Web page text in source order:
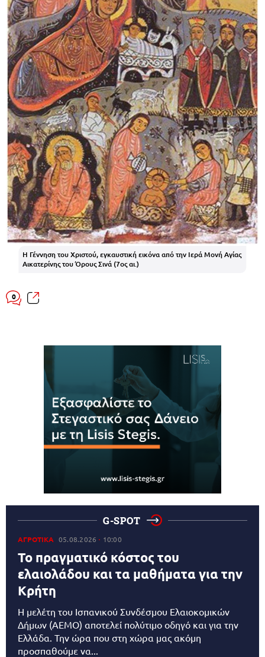
Η Γέννηση του Χριστού, εγκαυστική εικόνα από την Ιερά Μονή Αγίας
Αικατερίνης του Όρους Σινά (7ος αι.)
0
G-SPOT
ΑΓΡΟΤΙΚΑ 05.08.2026 10:00
Το πραγματικό κόστος του
ελαιολάδου και τα μαθήματα για την
Κρήτη
Η μελέτη του Ισπανικού Συνδέσμου Ελαιοκομικών
Δήμων (AEMO) αποτελεί πολύτιμο οδηγό και για την
Ελλάδα. Την ώρα που στη χώρα μας ακόμη
προσπαθούμε να...